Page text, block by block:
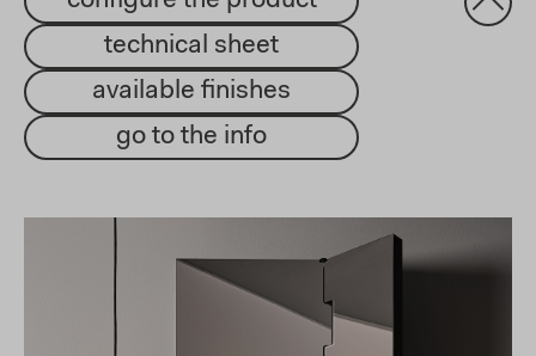
technical sheet
available finishes
go to the info